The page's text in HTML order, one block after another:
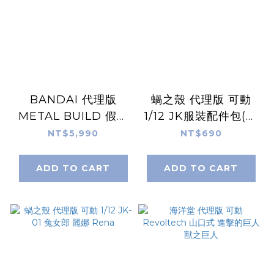
BANDAI 代理版
METAL BUILD 假面
騎士Zero-One
NT$5,990
ADD TO CART
蝸之殼 代理版 可動
1/12 JK服裝配件包(無
本體)
NT$690
ADD TO CART